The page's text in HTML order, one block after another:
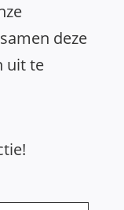
deze
uit te